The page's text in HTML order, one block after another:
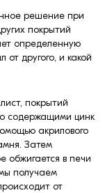
решение при
покрытий
определенную
другого, и какой
покрытий
содержащими цинк
акрилового
Затем
обжигается в печи
получаем
от